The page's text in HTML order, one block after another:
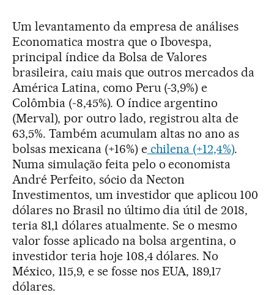
Um levantamento da empresa de análises
Economatica mostra que o Ibovespa,
principal índice da Bolsa de Valores
brasileira, caiu mais que outros mercados da
América Latina, como Peru (-3,9%) e
Colômbia (-8,45%). O índice argentino
(Merval), por outro lado, registrou alta de
63,5%. Também acumulam altas no ano as
bolsas mexicana (+16%) echilena (+12,4%).
Numa simulação feita pelo o economista
André Perfeito, sócio da Necton
Investimentos, um investidor que aplicou 100
dólares no Brasil no último dia útil de 2018,
teria 81,1 dólares atualmente. Se o mesmo
valor fosse aplicado na bolsa argentina, o
investidor teria hoje 108,4 dólares. No
México, 115,9, e se fosse nos EUA, 189,17
dólares.